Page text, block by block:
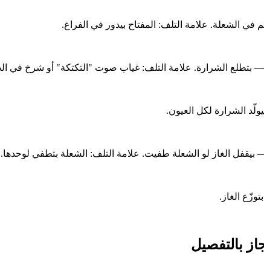
في الشعلة. علامة التلف: المفتاح بيدور في الفراغ.
— بتطلع الشرارة. علامة التلف: غياب صوت "التكتكة" أو شرخ في
الشرارة لكل العيون.
بيقفل الغاز لو الشعلة طفيت. علامة التلف: الشعلة بتطفي لوحدها.
الغاز.
بالتفصيل